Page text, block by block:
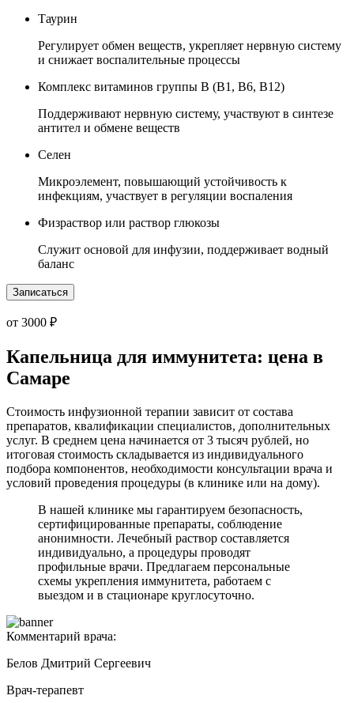
Таурин
Регулирует обмен веществ, укрепляет нервную систему
и снижает воспалительные процессы
Комплекс витаминов группы B (B1, B6, B12)
Поддерживают нервную систему, участвуют в синтезе
антител и обмене веществ
Селен
Микроэлемент, повышающий устойчивость к
инфекциям, участвует в регуляции воспаления
Физраствор или раствор глюкозы
Служит основой для инфузии, поддерживает водный
баланс
Записаться
от 3000 ₽
Капельница для иммунитета: цена в
Самаре
Стоимость инфузионной терапии зависит от состава
препаратов, квалификации специалистов, дополнительных
услуг. В среднем цена начинается от 3 тысяч рублей, но
итоговая стоимость складывается из индивидуального
подбора компонентов, необходимости консультации врача и
условий проведения процедуры (в клинике или на дому).
В нашей клинике мы гарантируем безопасность,
сертифицированные препараты, соблюдение
анонимности. Лечебный раствор составляется
индивидуально, а процедуры проводят
профильные врачи. Предлагаем персональные
схемы укрепления иммунитета, работаем с
выездом и в стационаре круглосуточно.
Комментарий врача:
Белов Дмитрий Сергеевич
Врач-терапевт